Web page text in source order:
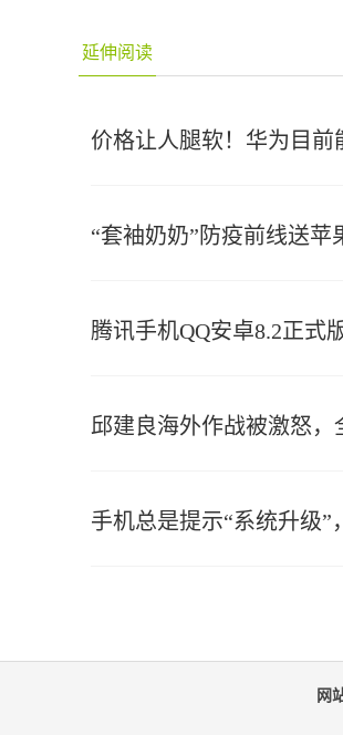
延伸阅读
价格让人腿软！华为目
“套袖奶奶”防疫前线送苹
腾讯手机QQ安卓8.2正式
邱建良海外作战被激怒，
手机总是提示“系统升级
网